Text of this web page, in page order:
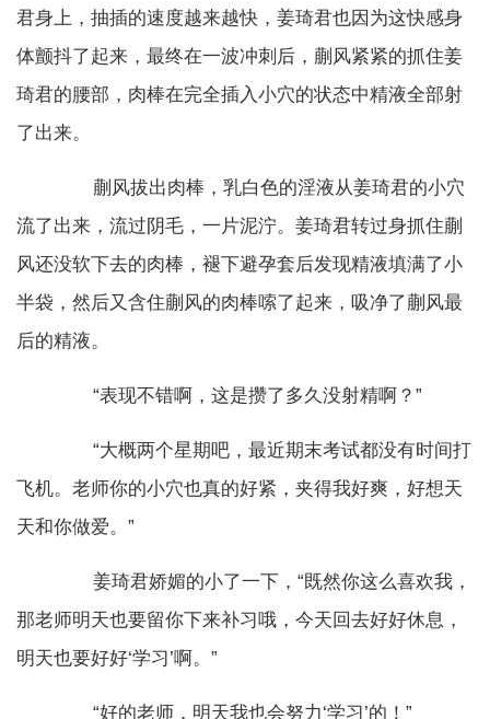
君身上，抽插的速度越来越快，姜琦君也因为这快感身
体颤抖了起来，最终在一波冲刺后，蒯风紧紧的抓住姜
琦君的腰部，肉棒在完全插入小穴的状态中精液全部射
了出来。
蒯风拔出肉棒，乳白色的淫液从姜琦君的小穴
流了出来，流过阴毛，一片泥泞。姜琦君转过身抓住蒯
风还没软下去的肉棒，褪下避孕套后发现精液填满了小
半袋，然后又含住蒯风的肉棒嗦了起来，吸净了蒯风最
后的精液。
“表现不错啊，这是攒了多久没射精啊？”
“大概两个星期吧，最近期末考试都没有时间打
飞机。老师你的小穴也真的好紧，夹得我好爽，好想天
天和你做爱。”
姜琦君娇媚的小了一下，“既然你这么喜欢我，
那老师明天也要留你下来补习哦，今天回去好好休息，
明天也要好好‘学习’啊。”
“好的老师，明天我也会努力‘学习’的！”